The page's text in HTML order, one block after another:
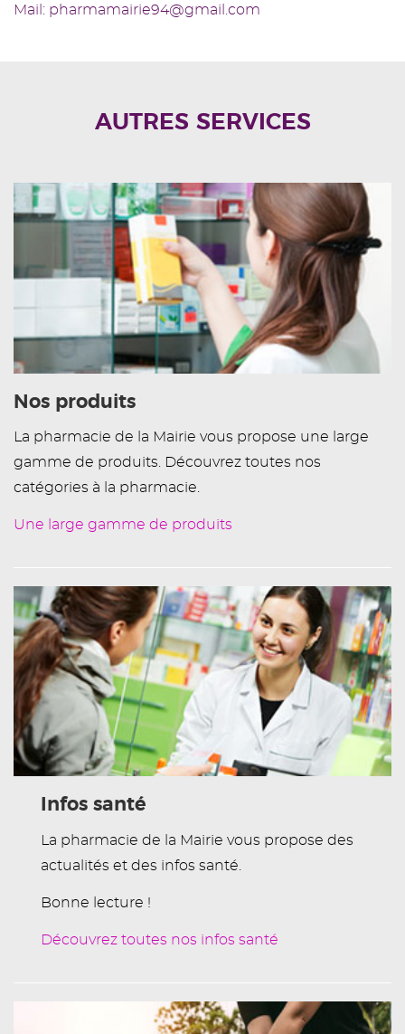
Mail: pharmamairie94@gmail.com
AUTRES SERVICES
Nos produits
La pharmacie de la Mairie vous propose une large
gamme de produits. Découvrez toutes nos
catégories à la pharmacie.
Une large gamme de produits
Infos santé
La pharmacie de la Mairie vous propose des
actualités et des infos santé.
Bonne lecture !
Découvrez toutes nos infos santé